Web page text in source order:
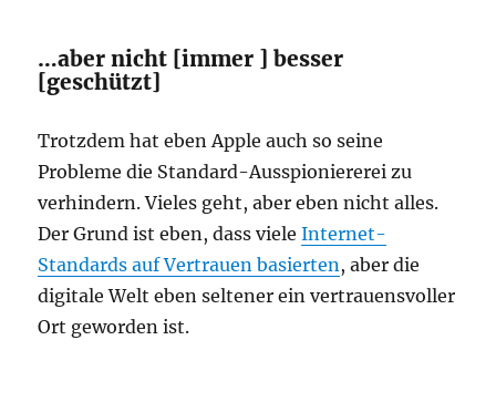
…aber nicht [immer ] besser
[geschützt]
Trotzdem hat eben Apple auch so seine
Probleme die Standard-Ausspioniererei zu
verhindern. Vieles geht, aber eben nicht alles.
Der Grund ist eben, dass vieleInternet-
Standards auf Vertrauen basierten, aber die
digitale Welt eben seltener ein vertrauensvoller
Ort geworden ist.